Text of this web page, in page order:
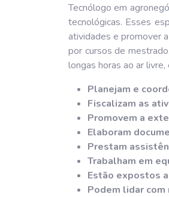
Tecnólogo em
tecnológicas. Esses
atividades e promover
por cursos de
longas horas ao ar
Planejam e
Fiscalizam as
Promovem a
Elaboram
Prestam
Trabalham em
Estão expostos
Podem lidar